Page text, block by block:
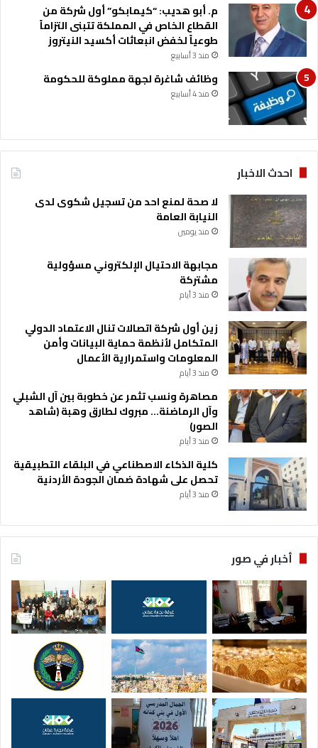
م. أبو هديب: “كيمابكو” أول شركة من
القطاع الخاص في المملكة تتبنى التزاماً
طوعياً لخفض انبعاثات أكسيد النيتروز
منذ 3 أسابيع
وظائف شاغرة لجهة مملوكة للحكومة
منذ 4 أسابيع
احدث الاخبار
لا صحة لمنع احد من تسجيل شكوى لدى
النيابة العامة
منذ يومين
مجابهة الاحتيال الإلكتروني مسؤولية
مشتركة
منذ 3 أيام
زين أول شركة اتصالات تنال الاعتماد الدولي
المتكامل لأنظمة حماية البيانات وأمن
المعلومات واستمرارية الأعمال
منذ 3 أيام
مصاهرة ونسب تثمر عن خطوبة بين آل الشبلي
وآل الرماضنة… مبروك لطارق وهبة (شاهد
الصور)
منذ 3 أيام
كلية الذكاء الاصطناعي في البلقاء التطبيقية
تحصل على شهادة ضمان الجودة الأردنية
منذ 3 أيام
أخبار في صور